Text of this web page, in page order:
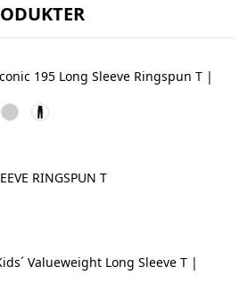
Heather
Grey
Deep
Navy
RINGSPUN T